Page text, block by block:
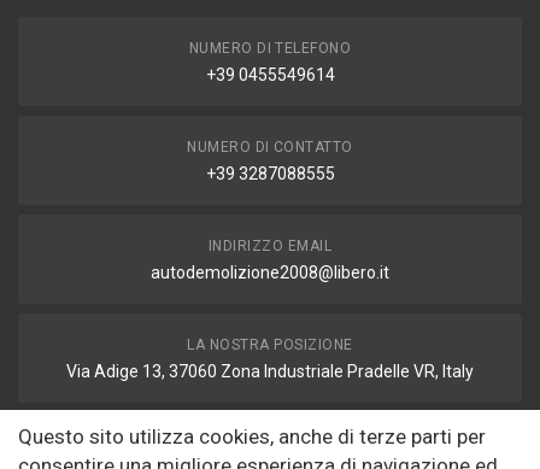
NUMERO DI TELEFONO
+39 0455549614
NUMERO DI CONTATTO
+39 3287088555
INDIRIZZO EMAIL
autodemolizione2008@libero.it
LA NOSTRA POSIZIONE
Via Adige 13, 37060 Zona Industriale Pradelle VR, Italy
FAX
Questo sito utilizza cookies, anche di terze parti per